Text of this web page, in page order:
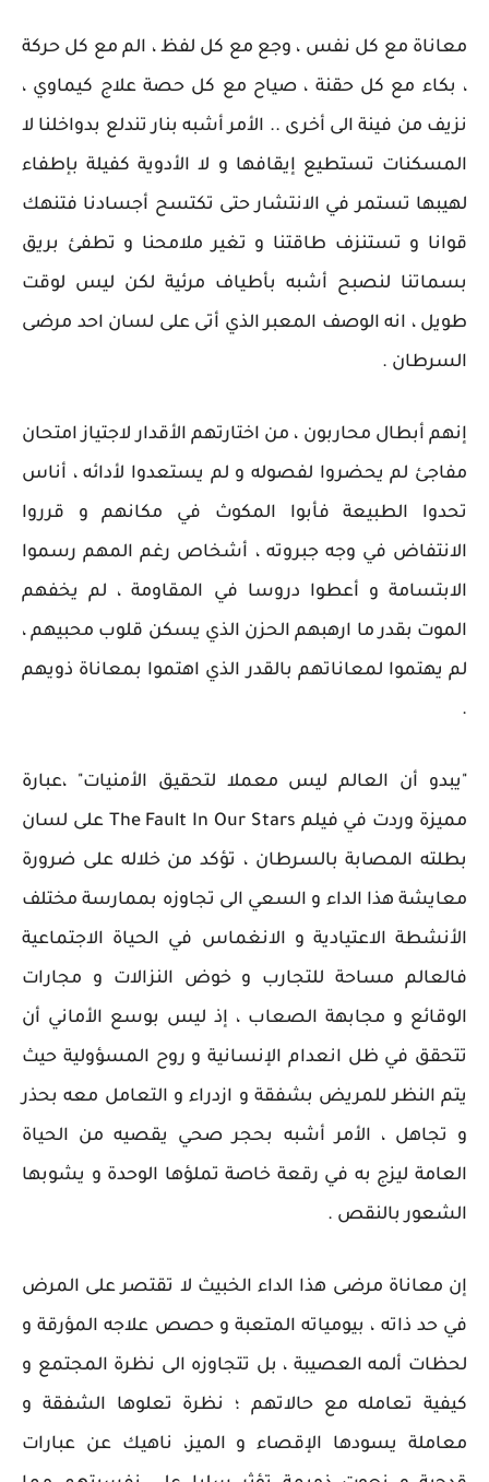
معاناة مع كل نفس ، وجع مع كل لفظ ، الم مع كل حركة
، بكاء مع كل حقنة ، صياح مع كل حصة علاج كيماوي ،
نزيف من فينة الى أخرى .. الأمر أشبه بنار تندلع بدواخلنا لا
المسكنات تستطيع إيقافها و لا الأدوية كفيلة بإطفاء
لهيبها تستمر في الانتشار حتى تكتسح أجسادنا فتنهك
قوانا و تستنزف طاقتنا و تغير ملامحنا و تطفئ بريق
بسماتنا لنصبح أشبه بأطياف مرئية لكن ليس لوقت
طويل ، انه الوصف المعبر الذي أتى على لسان احد مرضى
السرطان .
إنهم أبطال محاربون ، من اختارتهم الأقدار لاجتياز امتحان
مفاجئ لم يحضروا لفصوله و لم يستعدوا لأدائه ، أناس
تحدوا الطبيعة فأبوا المكوث في مكانهم و قرروا
الانتفاض في وجه جبروته ، أشخاص رغم المهم رسموا
الابتسامة و أعطوا دروسا في المقاومة ، لم يخفهم
الموت بقدر ما ارهبهم الحزن الذي يسكن قلوب محبيهم ،
لم يهتموا لمعاناتهم بالقدر الذي اهتموا بمعاناة ذويهم
.
"يبدو أن العالم ليس معملا لتحقيق الأمنيات" ،عبارة
مميزة وردت في فيلم The Fault In Our Stars على لسان
بطلته المصابة بالسرطان ، تؤكد من خلاله على ضرورة
معايشة هذا الداء و السعي الى تجاوزه بممارسة مختلف
الأنشطة الاعتيادية و الانغماس في الحياة الاجتماعية
فالعالم مساحة للتجارب و خوض النزالات و مجارات
الوقائع و مجابهة الصعاب ، إذ ليس بوسع الأماني أن
تتحقق في ظل انعدام الإنسانية و روح المسؤولية حيث
يتم النظر للمريض بشفقة و ازدراء و التعامل معه بحذر
و تجاهل ، الأمر أشبه بحجر صحي يقصيه من الحياة
العامة ليزج به في رقعة خاصة تملؤها الوحدة و يشوبها
الشعور بالنقص .
إن معاناة مرضى هذا الداء الخبيث لا تقتصر على المرض
في حد ذاته ، بيومياته المتعبة و حصص علاجه المؤرقة و
لحظات ألمه العصيبة ، بل تتجاوزه الى نظرة المجتمع و
كيفية تعامله مع حالاتهم ؛ نظرة تعلوها الشفقة و
معاملة يسودها الإقصاء و الميز، ناهيك عن عبارات